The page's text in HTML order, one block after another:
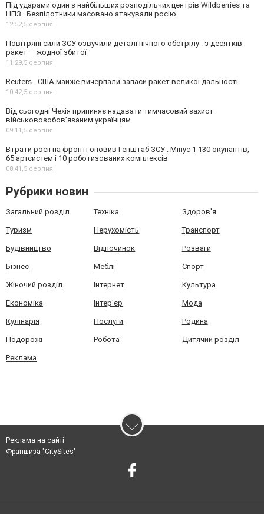
Під ударами один з найбільших розподільчих центрів Wildberries та
НПЗ . Безпілотники масовано атакували росію
12:52,5 серпня
Повітряні сили ЗСУ озвучили деталі нічного обстрілу : з десятків
ракет – жодної збитої
11:29,5 серпня
Reuters - США майже вичерпали запаси ракет великої дальності
10:42,5 серпня
Від сьогодні Чехія припиняє надавати тимчасовий захист
військовозобов’язаним українцям
09:11,5 серпня
Втрати росії на фронті оновив Генштаб ЗСУ : Мінус 1 130 окупантів,
65 артсистем і 10 роботизованих комплексів
08:41,5 серпня
Рубрики новин
Загальний розділ Техніка Здоров'я
Туризм Нерухомість Транспорт
Будівництво Відпочинок Розваги
Бізнес Меблі Спорт
Жіночий розділ Інтернет Культура
Економіка Інтер'єр Мода
Кулінарія Послуги Родина
Подорожі Робота Дитячий розділ
Реклама
Реклама на сайті
Франшиза "CitySites"